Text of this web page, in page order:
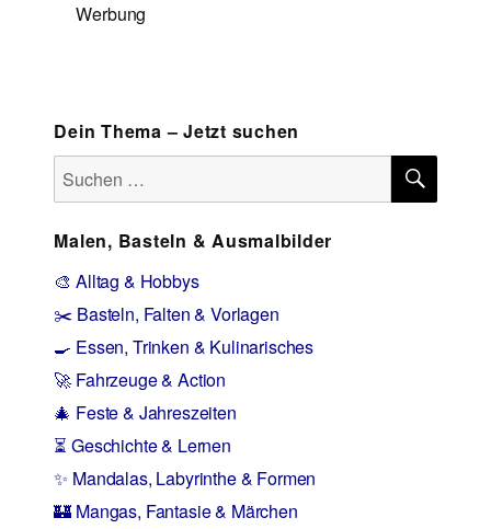
Werbung
Dein Thema – Jetzt suchen
Suchen
nach:
Malen, Basteln & Ausmalbilder
🎨 Alltag & Hobbys
✂️ Basteln, Falten & Vorlagen
🍳 Essen, Trinken & Kulinarisches
🚀 Fahrzeuge & Action
🎄 Feste & Jahreszeiten
⏳ Geschichte & Lernen
✨ Mandalas, Labyrinthe & Formen
🏰 Mangas, Fantasie & Märchen